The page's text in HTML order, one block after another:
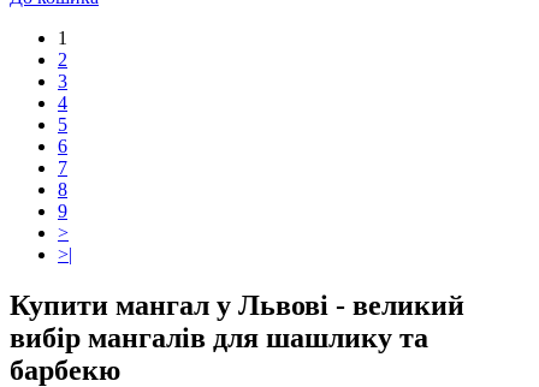
1
2
3
4
5
6
7
8
9
>
>|
Купити мангал у Львові - великий
вибір мангалів для шашлику та
барбекю